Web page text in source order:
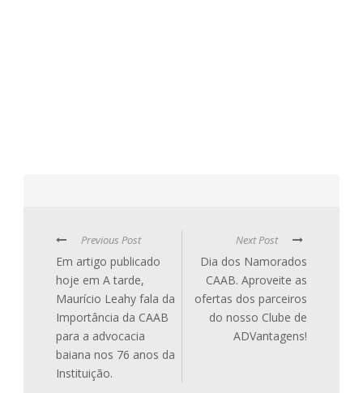
Previous Post
Em artigo publicado
hoje em A tarde,
Maurício Leahy fala da
Importância da CAAB
para a advocacia
baiana nos 76 anos da
Instituição.
Next Post
Dia dos Namorados
CAAB. Aproveite as
ofertas dos parceiros
do nosso Clube de
ADVantagens!